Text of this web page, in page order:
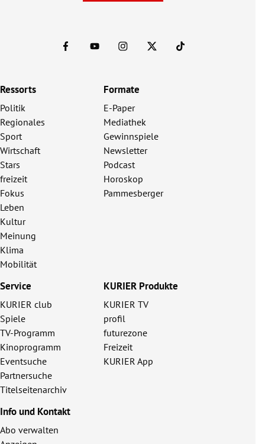
Ressorts
Politik
Regionales
Sport
Wirtschaft
Stars
freizeit
Fokus
Leben
Kultur
Meinung
Klima
Mobilität
Formate
E-Paper
Mediathek
Gewinnspiele
Newsletter
Podcast
Horoskop
Pammesberger
Service
KURIER club
Spiele
TV-Programm
Kinoprogramm
Eventsuche
Partnersuche
Titelseitenarchiv
KURIER Produkte
KURIER TV
profil
futurezone
Freizeit
KURIER App
Info und Kontakt
Abo verwalten